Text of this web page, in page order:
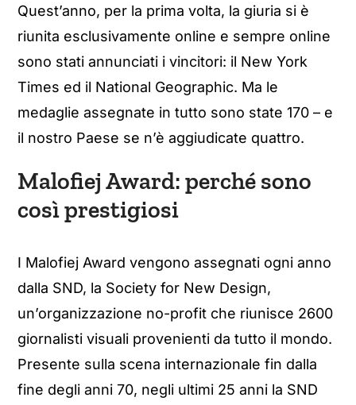
Quest’anno, per la prima volta, la giuria si è
riunita esclusivamente online e sempre online
sono stati annunciati i vincitori: il New York
Times ed il National Geographic. Ma le
medaglie assegnate in tutto sono state 170 – e
il nostro Paese se n’è aggiudicate quattro.
Malofiej Award: perché sono
così prestigiosi
I Malofiej Award vengono assegnati ogni anno
dalla SND, la Society for New Design,
un’organizzazione no-profit che riunisce 2600
giornalisti visuali provenienti da tutto il mondo.
Presente sulla scena internazionale fin dalla
fine degli anni 70, negli ultimi 25 anni la SND